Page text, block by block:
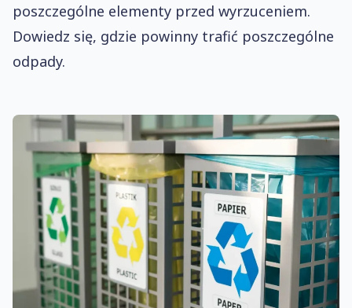
poszczególne elementy przed wyrzuceniem.
Dowiedz się, gdzie powinny trafić poszczególne
odpady.